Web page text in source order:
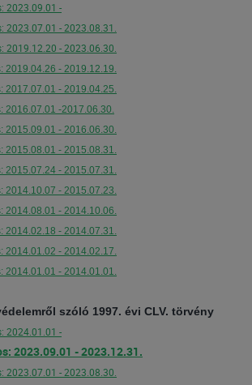
2023.09.01 -
2023.07.01 - 2023.08.31.
2019.12.20 - 2023.06.30.
2019.04.26 - 2019.12.19.
2017.07.01 - 2019.04.25.
2016.07.01 -2017.06.30.
2015.09.01 - 2016.06.30.
2015.08.01 - 2015.08.31.
2015.07.24 - 2015.07.31.
2014.10.07 - 2015.07.23.
2014.08.01 - 2014.10.06.
2014.02.18 - 2014.07.31.
2014.01.02 - 2014.02.17.
2014.01.01 - 2014.01.01.
szóló 1997. évi CLV. törvény
2024.01.01 -
2023.09.01 - 2023.12.31.
2023.07.01 - 2023.08.30.